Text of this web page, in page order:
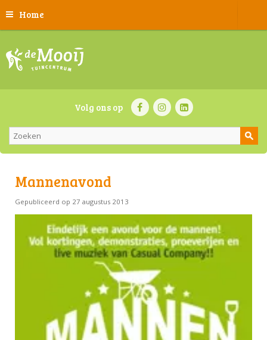
Home
Volg ons op
Mannenavond
Gepubliceerd op 27 augustus 2013